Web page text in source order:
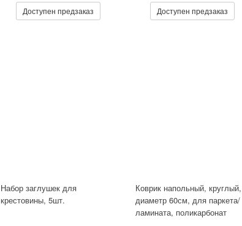
Доступен предзаказ Доступен предзаказ
Набор заглушек для
крестовины, 5шт.
Коврик напольный, круглый,
диаметр 60см, для паркета/
ламината, поликарбонат